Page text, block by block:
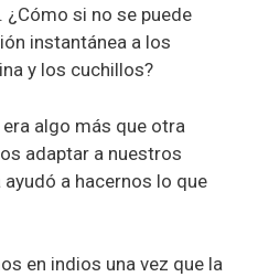
si no se puede
instantánea a los
y los cuchillos?
algo más que otra
adaptar a nuestros
a hacernos lo que
en indios una vez que la